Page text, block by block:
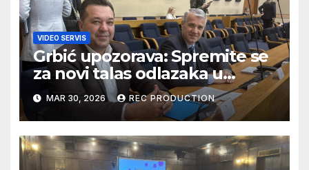
VIDEO SERVIS
Grbić upozorava: Spremite se
za novi talas odlazaka u
Njemačku
MAR 30, 2026 REC PRODUCTION